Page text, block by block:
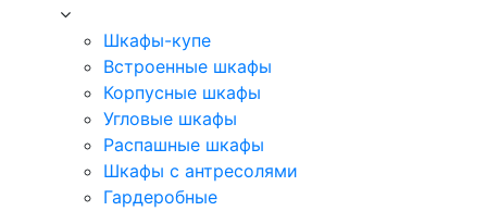
Шкафы-купе
Встроенные шкафы
Корпусные шкафы
Угловые шкафы
Распашные шкафы
Шкафы с антресолями
Гардеробные